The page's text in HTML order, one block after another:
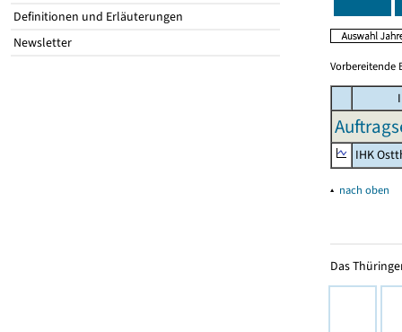
Definitionen und Erläuterungen
Newsletter
Vorbereitende
IHK
▴ nach oben
Das